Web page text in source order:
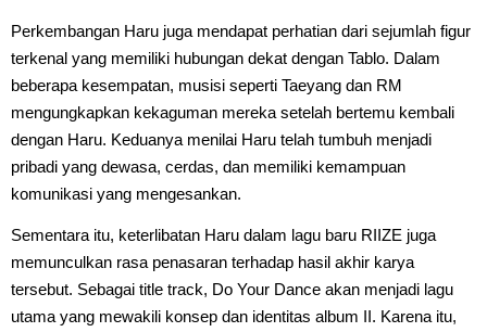
Perkembangan Haru juga mendapat perhatian dari sejumlah figur
terkenal yang memiliki hubungan dekat dengan Tablo. Dalam
beberapa kesempatan, musisi seperti Taeyang dan RM
mengungkapkan kekaguman mereka setelah bertemu kembali
dengan Haru. Keduanya menilai Haru telah tumbuh menjadi
pribadi yang dewasa, cerdas, dan memiliki kemampuan
komunikasi yang mengesankan.
Sementara itu, keterlibatan Haru dalam lagu baru RIIZE juga
memunculkan rasa penasaran terhadap hasil akhir karya
tersebut. Sebagai title track, Do Your Dance akan menjadi lagu
utama yang mewakili konsep dan identitas album II. Karena itu,